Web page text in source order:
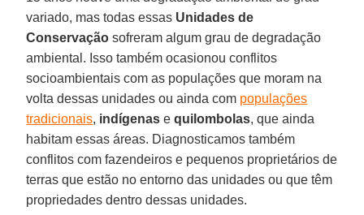
variado, mas todas essas Unidades de
Conservação sofreram algum grau de degradação
ambiental. Isso também ocasionou conflitos
socioambientais com as populações que moram na
volta dessas unidades ou ainda com populações
tradicionais, indígenas equilombolas, que ainda
habitam essas áreas. Diagnosticamos também
conflitos com fazendeiros e pequenos proprietários de
terras que estão no entorno das unidades ou que têm
propriedades dentro dessas unidades.